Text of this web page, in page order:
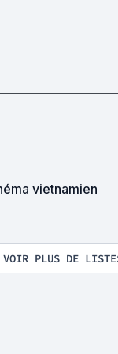
vietnamien
VOIR PLUS DE